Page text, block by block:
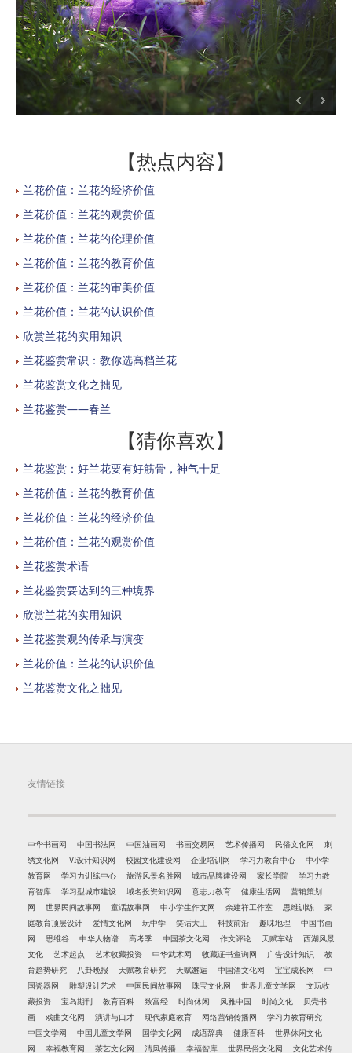
【热点内容】
兰花价值：兰花的经济价值
兰花价值：兰花的观赏价值
兰花价值：兰花的伦理价值
兰花价值：兰花的教育价值
兰花价值：兰花的审美价值
兰花价值：兰花的认识价值
欣赏兰花的实用知识
兰花鉴赏常识：教你选高档兰花
兰花鉴赏文化之拙见
兰花鉴赏——春兰
【猜你喜欢】
兰花鉴赏：好兰花要有好筋骨，神气十足
兰花价值：兰花的教育价值
兰花价值：兰花的经济价值
兰花价值：兰花的观赏价值
兰花鉴赏术语
兰花鉴赏要达到的三种境界
欣赏兰花的实用知识
兰花鉴赏观的传承与演变
兰花价值：兰花的认识价值
兰花鉴赏文化之拙见
友情链接
中华书画网 中国书法网 中国油画网 书画交易网 艺术传播网 民俗文化网
刺
绣文化网
VI设计知识网 校园文化建设网 企业培训网 学习力教育中心
中小学
教育网
学习力训练中心 旅游风景名胜网 城市品牌建设网 家长学院
学习力教
育智库
学习型城市建设 域名投资知识网 意志力教育 健康生活网
营销策划
网
世界民间故事网 童话故事网 中小学生作文网 余建祥工作室 思维训练
家
庭教育顶层设计
爱情文化网 玩中学 笑话大王 科技前沿 趣味地理
中国书画
网
思维谷 中华人物谱 高考季 中国茶文化网 作文评论 天赋车站
西湖风景
文化
艺术起点 艺术收藏投资 中华武术网 收藏证书查询网 广告设计知识
教
育趋势研究
八卦晚报 天赋教育研究 天赋邂逅 中国酒文化网 宝宝成长网
中
国瓷器网
雕塑设计艺术 中国民间故事网 珠宝文化网 世界儿童文学网
文玩收
藏投资
宝岛期刊 教育百科 致富经 时尚休闲 风雅中国 时尚文化
贝壳书
画
戏曲文化网 演讲与口才 现代家庭教育 网络营销传播网
学习力教育研究
中国文学网
中国儿童文学网 国学文化网 成语辞典 健康百科
世界休闲文化
网
幸福教育网 茶艺文化网 清风传播 幸福智库 世界民俗文化网 文化艺术传